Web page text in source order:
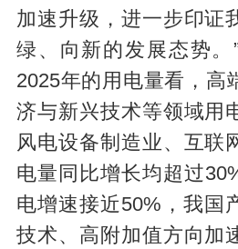
加速升级，进一步印证
绿、向新的发展态势。
2025年的用电量看，高
济与新兴技术等领域用
风电设备制造业、互联
电量同比增长均超过
电增速接近50%，我国
技术、高附加值方向加